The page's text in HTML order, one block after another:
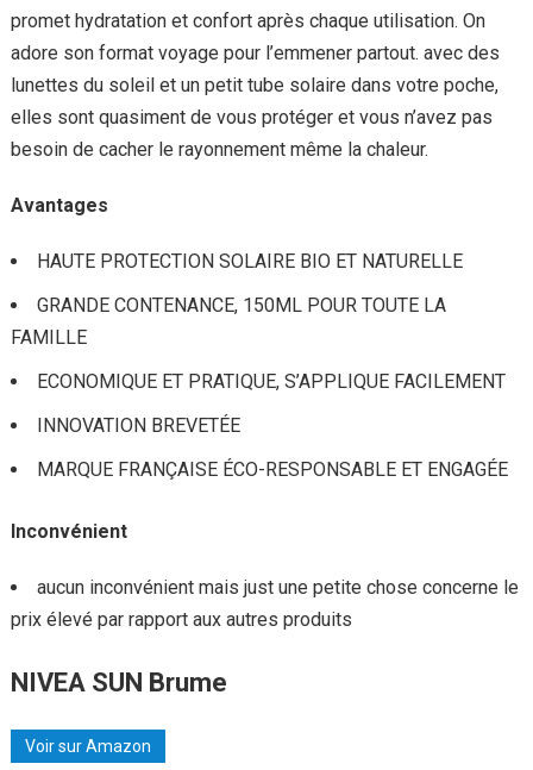
promet hydratation et confort après chaque utilisation. On
adore son format voyage pour l’emmener partout. avec des
lunettes du soleil et un petit tube solaire dans votre poche,
elles sont quasiment de vous protéger et vous n’avez pas
besoin de cacher le rayonnement même la chaleur.
Avantages
HAUTE PROTECTION SOLAIRE BIO ET NATURELLE
GRANDE CONTENANCE, 150ML POUR TOUTE LA
FAMILLE
ECONOMIQUE ET PRATIQUE, S’APPLIQUE FACILEMENT
INNOVATION BREVETÉE
MARQUE FRANÇAISE ÉCO-RESPONSABLE ET ENGAGÉE
Inconvénient
aucun inconvénient mais just une petite chose concerne le
prix élevé par rapport aux autres produits
NIVEA SUN Brume
Voir sur Amazon